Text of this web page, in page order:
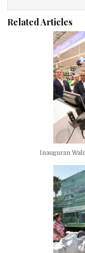
Related Articles
Inauguran